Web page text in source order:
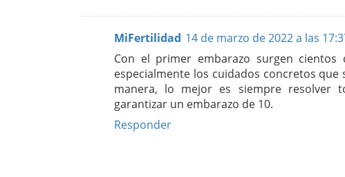
MiFertilidad 14 de marzo de 2022 a las
Con el primer embarazo surgen
especialmente los cuidados concretos
manera, lo mejor es siempre resolver
garantizar un embarazo de 10.
Responder